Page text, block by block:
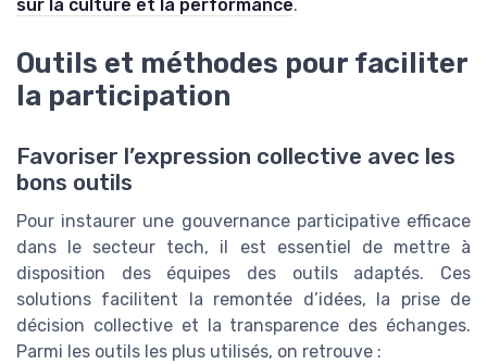
sur la culture et la performance.
Outils et méthodes pour faciliter
la participation
Favoriser l’expression collective avec les
bons outils
Pour instaurer une gouvernance participative efficace
dans le secteur tech, il est essentiel de mettre à
disposition des équipes des outils adaptés. Ces
solutions facilitent la remontée d’idées, la prise de
décision collective et la transparence des échanges.
Parmi les outils les plus utilisés, on retrouve :